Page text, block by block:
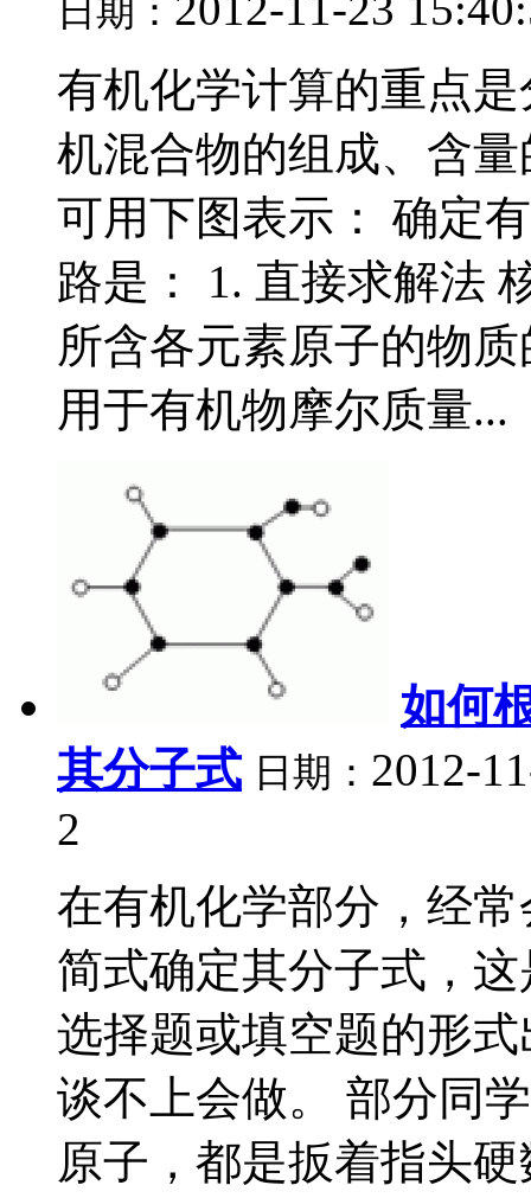
日期：
有机化学计算的重点
机混合物的组成、含
可用下图表示： 确定
路是： 1. 直接求解法
所含各元素原子的物
用于有机物摩尔质量...
如何
其分子式 日期： 2012-
2
在有机化学部分，经
简式确定其分子式，
选择题或填空题的形
谈不上会做。 部分同
原子，都是扳着指头